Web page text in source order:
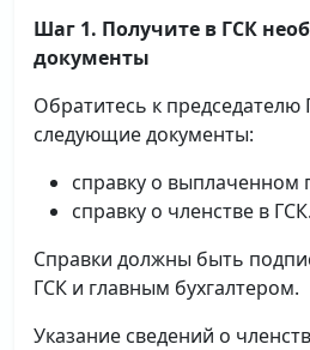
Шаг 1. Получите в ГСК
документы
Обратитесь к председателю
следующие документы:
справку о выплаченном
справку о членстве в ГСК.
Справки должны быть
ГСК и главным бухгалтером.
Указание сведений о